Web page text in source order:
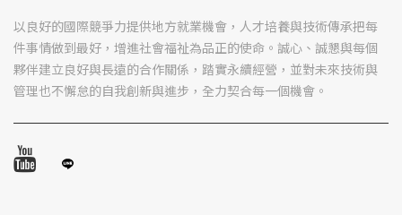
以良好的國際競爭力提供地方就業機會，人才培養與技術傳承把每
件事情做到最好，增進社會福祉為品正的使命。誠心、誠懇與每個
夥伴建立良好與長遠的合作關係，踏實永續經營，並對未來技術與
管理也不懈怠的自我創新與進步，全力契合每一個機會。